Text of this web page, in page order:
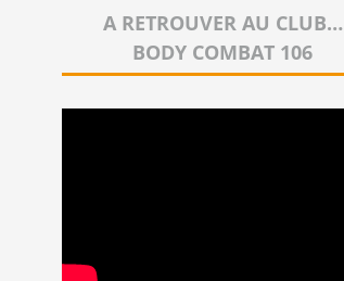
A RETROUVER AU CLUB…
BODY COMBAT 106